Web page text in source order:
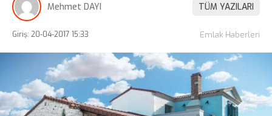
Mehmet DAYI TÜM YAZILARI
Giriş: 20-04-2017 15:33 Emlak Haberleri